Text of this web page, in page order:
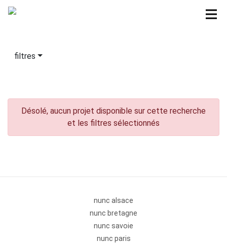
filtres
Désolé, aucun projet disponible sur cette recherche
et les filtres sélectionnés
nunc alsace
nunc bretagne
nunc savoie
nunc paris